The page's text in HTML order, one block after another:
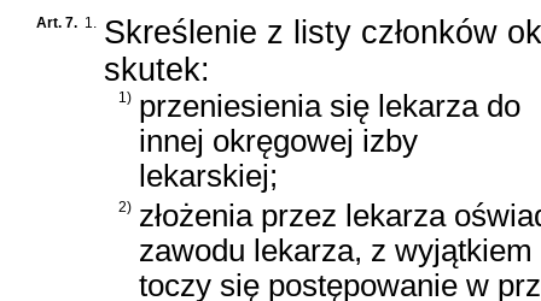
Art. 7. 1. Skreślenie z listy członków
skutek:
1) przeniesienia się lekarza do
innej okręgowej izby
lekarskiej;
2) złożenia przez lekarza
zawodu lekarza, z
toczy się postępowanie w